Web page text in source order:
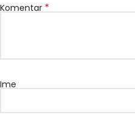
Komentar *
Ime